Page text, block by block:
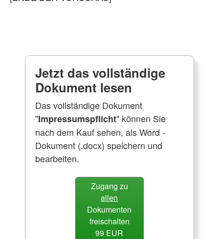
Jetzt das vollständige
Dokument lesen
Das vollständige Dokument
"Impressumspflicht" können Sie
nach dem Kauf sehen, als Word -
Dokument (.docx) speichern und
bearbeiten.
Zugang zu
allen
Dokumenten
freischalten
99 EUR